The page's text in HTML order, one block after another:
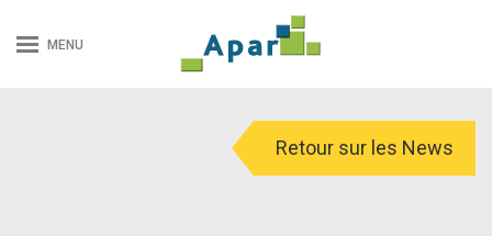
MENU
Retour sur les News